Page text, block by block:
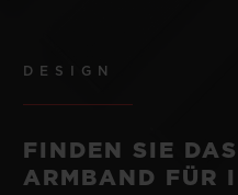
DESIGN
FINDEN SIE
ARMBAND FÜR